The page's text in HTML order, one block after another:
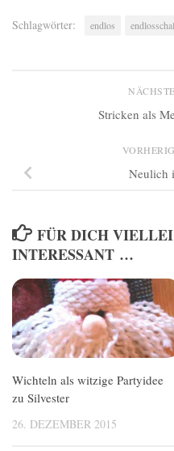
Schlagwörter: endlos
Stricken als
Neulich
FÜR DICH
INTERESSANT …
Wichteln als witzige Partyidee
zu Silvester
26. DEZEMBER 2015